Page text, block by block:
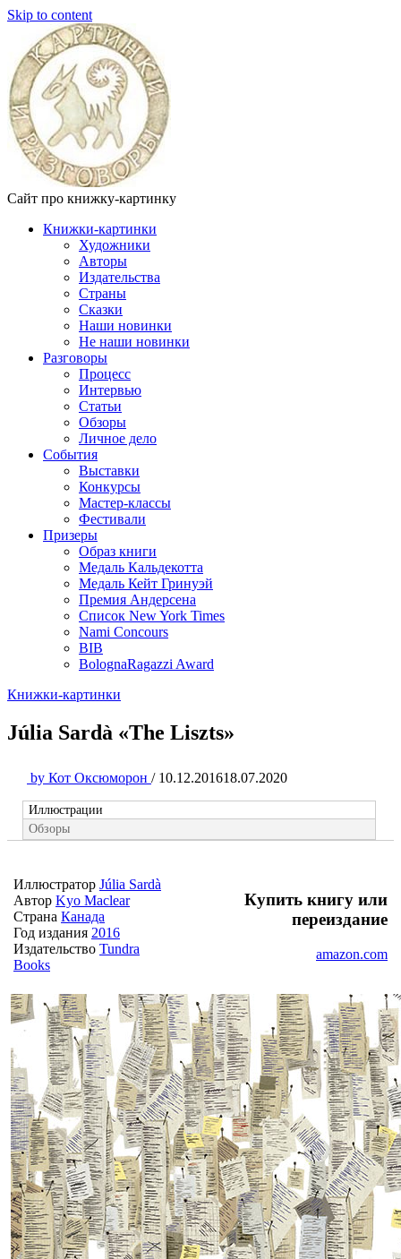
Skip to content
Сайт про книжку-картинку
Книжки-картинки
Художники
Авторы
Издательства
Страны
Сказки
Наши новинки
Не наши новинки
Разговоры
Процесс
Интервью
Статьи
Обзоры
Личное дело
События
Выставки
Конкурсы
Мастер-классы
Фестивали
Призеры
Образ книги
Медаль Кальдекотта
Медаль Кейт Гринуэй
Премия Андерсена
Список New York Times
Nami Concours
BIB
BolognaRagazzi Award
Книжки-картинки
Júlia Sardà «The Liszts»
by Кот Оксюморон / 10.12.201618.07.2020
Иллюстрации
Обзоры
Иллюстратор Júlia Sardà
Автор Kyo Maclear
Страна Канада
Год издания 2016
Издательство Tundra
Books
Купить книгу или
переиздание
amazon.com